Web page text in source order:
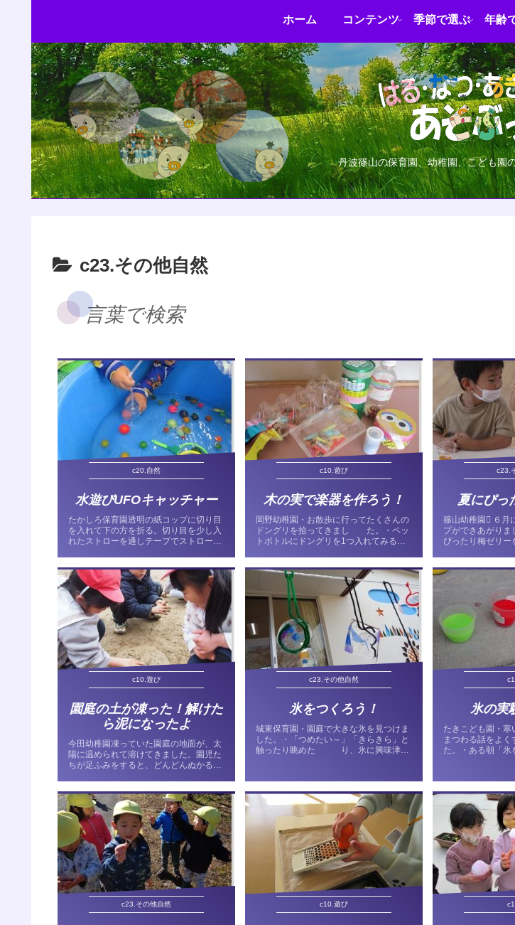
丹波篠山の保育園、幼稚園、こども園
ホーム コンテンツ 季節で選ぶ 年齢
c23.その他自然
言葉で検索
c20.自然
水遊びUFOキャッチャー
たかしろ保育園透明の紙コップに切り目
を入れて下の方を折る。切り目を少し入
れたストローを通しテープでストローの
下ろしすると下の紙コップの折った部分
が開閉する仕組み。狙いを...
c10.遊び
木の実で楽器を作ろう！
岡野幼稚園・お散歩に行ってたくさんの
ドングリを拾ってきまし た。・ペッ
トボトルにドングリを1つ入れてみる
シャカ振ると、とっても楽しい楽器に
なります。 入れる量によ...
c23.
夏にぴっ
篠山幼稚園 ６月
プができあがりま
ぴったり梅ゼリー
液を作ります。
使いました。）を...
c10.遊び
園庭の土が凍った！解けた
ら泥になったよ
今田幼稚園凍っていた園庭の地面が、太
陽に温められて溶けてきました。園児た
ちが足ふみをすると、どんどんぬかるん
りました。「チョコレートみたい！」と
Aちゃんが言いました。「...
c23.その他自然
氷をつくろう！
城東保育園・園庭で大きな氷を見つけま
した。・「つめたい～」「きらきら」と
触ったり眺めた り、氷に興味津々
色水を入れ、その中に毛糸、モール、お
花紙等の好きな素材を入れ...
氷の実
たきこども園・寒
まつわる話をよく
た。・ある朝「氷
ップを確認すると
ていました。・「
c23.その他自然 c10.遊び